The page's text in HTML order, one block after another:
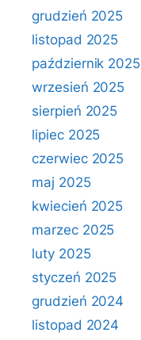
grudzień 2025
listopad 2025
październik 2025
wrzesień 2025
sierpień 2025
lipiec 2025
czerwiec 2025
maj 2025
kwiecień 2025
marzec 2025
luty 2025
styczeń 2025
grudzień 2024
listopad 2024